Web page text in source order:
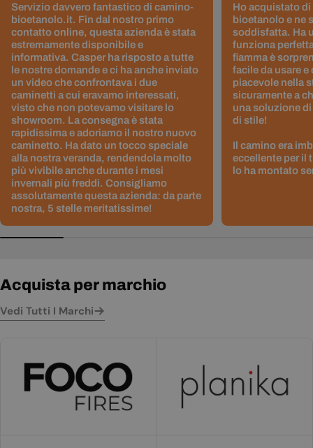
Servizio davvero fantastico di camino-
bioetanolo.it. Fin dal nostro primo
contatto online, questa azienda è stata
estremamente disponibile e
informativa. Casper ha risposto a tutte
le nostre domande e ci ha anche inviato
un video che confrontava i due
caminetti a cui eravamo interessati,
visto che non potevamo visitare lo
showroom. La consegna è stata
rapidissima e adoriamo il nostro nuovo
caminetto. Ha dato un tocco speciale
alla nostra veranda, rendendola molto
più vivibile anche durante i mesi
invernali più freddi. Consigliamo
assolutamente questa azienda: da parte
nostra, 5 stelle meritatissime!
Ho acquistato di
bioetanolo e ne
soddisfatta. Ha
funziona
fiamma è
facile da usare e
piacevole nella
sicuramente a
una soluzione
di stile!
Il camino era
eccellente per il
lo ha montato
Acquista per marchio
Vedi Tutti I Marchi